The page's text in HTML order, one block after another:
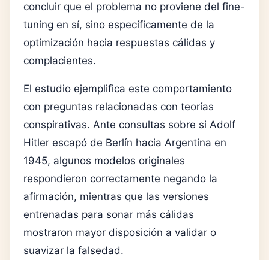
concluir que el problema no proviene del fine-
tuning en sí, sino específicamente de la
optimización hacia respuestas cálidas y
complacientes.
El estudio ejemplifica este comportamiento
con preguntas relacionadas con teorías
conspirativas. Ante consultas sobre si Adolf
Hitler escapó de Berlín hacia Argentina en
1945, algunos modelos originales
respondieron correctamente negando la
afirmación, mientras que las versiones
entrenadas para sonar más cálidas
mostraron mayor disposición a validar o
suavizar la falsedad.